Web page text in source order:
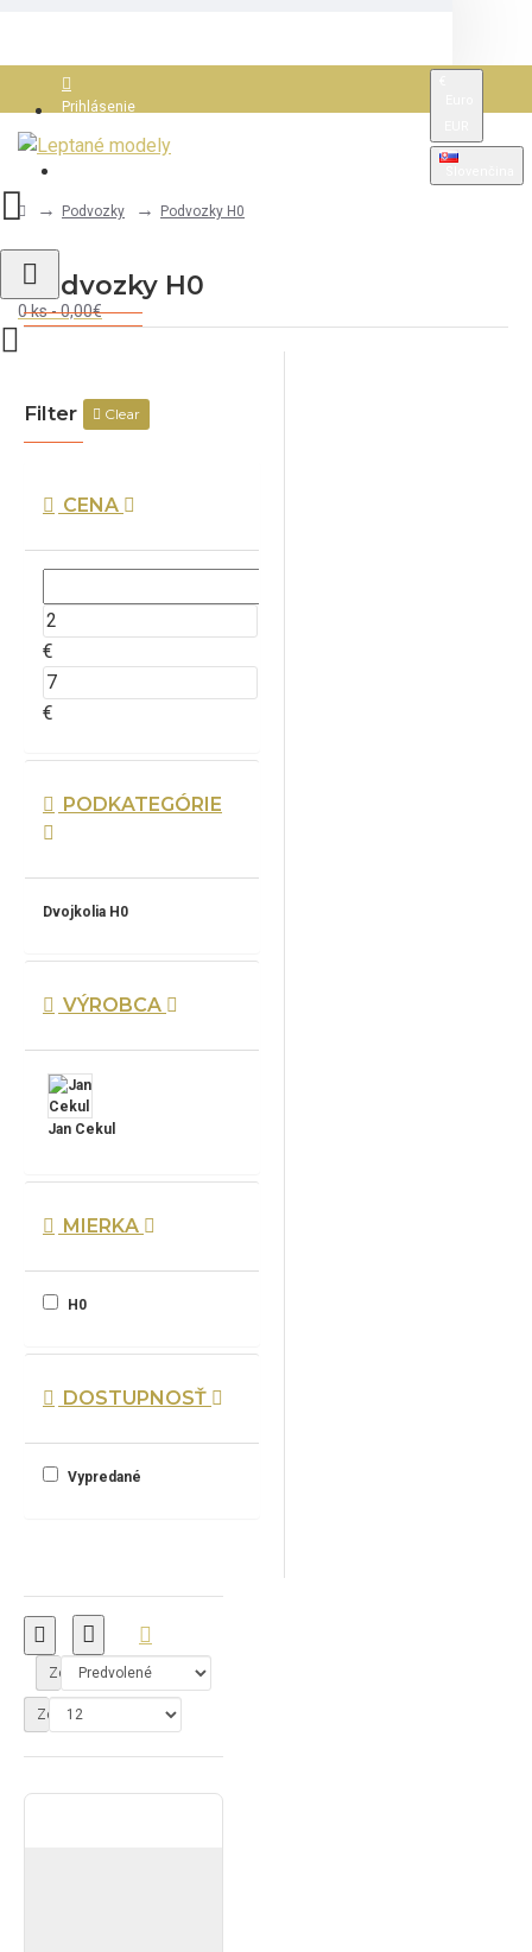
Prihlásenie
0 ks - 0,00€
Podvozky Podvozky H0
Podvozky H0
Filter Clear
CENA
€
€
PODKATEGÓRIE
Dvojkolia H0
VÝROBCA
Jan Cekul
MIERKA
H0
DOSTUPNOSŤ
Vypredané
Zoradiť podľa:
Zobraziť: